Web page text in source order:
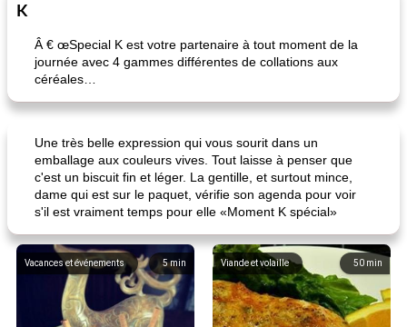
K
Â € œSpecial K est votre partenaire à tout moment de la
journée avec 4 gammes différentes de collations aux
céréales…
Une très belle expression qui vous sourit dans un
emballage aux couleurs vives. Tout laisse à penser que
c'est un biscuit fin et léger. La gentille, et surtout mince,
dame qui est sur le paquet, vérifie son agenda pour voir
s'il est vraiment temps pour elle «Moment K spécial»
5min
Vacances et événements 50 min
Viande et volaille